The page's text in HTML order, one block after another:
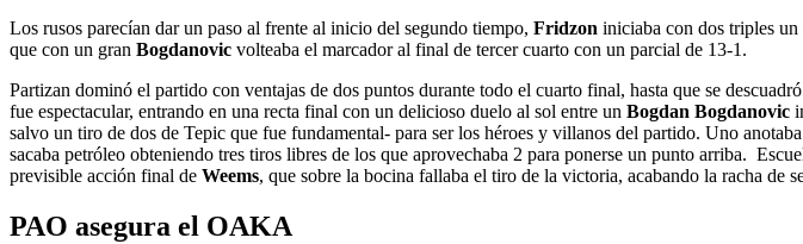
Los rusos parecían dar un paso al frente al inicio del segundo tiempo, Fridzon iniciaba con dos triples un
que con un gran Bogdanovic volteaba el marcador al final de tercer cuarto con un parcial de 13-1.
Partizan dominó el partido con ventajas de dos puntos durante todo el cuarto final, hasta que se
fue espectacular, entrando en una recta final con un delicioso duelo al sol entre un Bogdan Bogdanovic
salvo un tiro de dos de Tepic que fue fundamental- para ser los héroes y villanos del partido. Uno
sacaba petróleo obteniendo tres tiros libres de los que aprovechaba 2 para ponerse un punto arriba.
previsible acción final de Weems, que sobre la bocina fallaba el tiro de la victoria, acabando la racha de
PAO asegura el OAKA